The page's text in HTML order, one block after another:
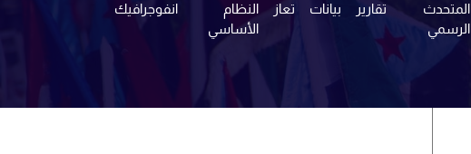
المتحدث
الرسمي
تقارير بيانات تعاز
النظام
الأساسي
انفوجرافيك